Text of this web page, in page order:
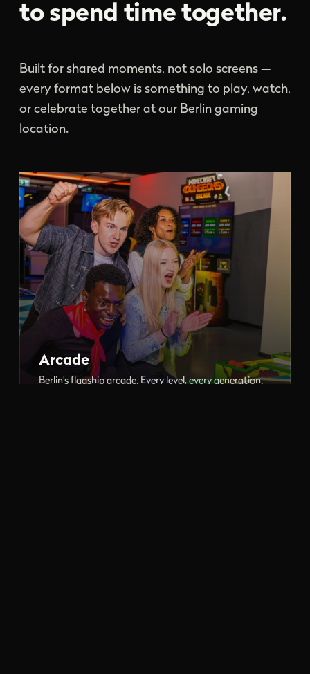
to spend time together.
Built for shared moments, not solo screens —
every format below is something to play, watch,
or celebrate together at our Berlin gaming
location.
Arcade
Berlin’s flagship arcade. Every level, every generation.